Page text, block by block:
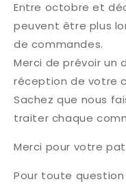
Entre octobre et
peuvent être plus
de commandes.
Merci de prévoir un
réception de votre
Sachez que nous
traiter chaque
Merci pour votre
Pour toute question